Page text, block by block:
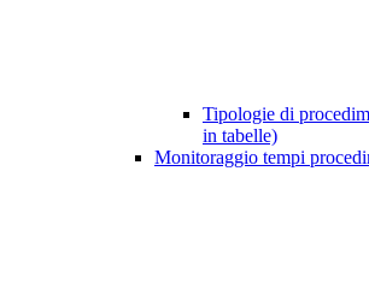
Tipologie di
in tabelle)
Monitoraggio tempi